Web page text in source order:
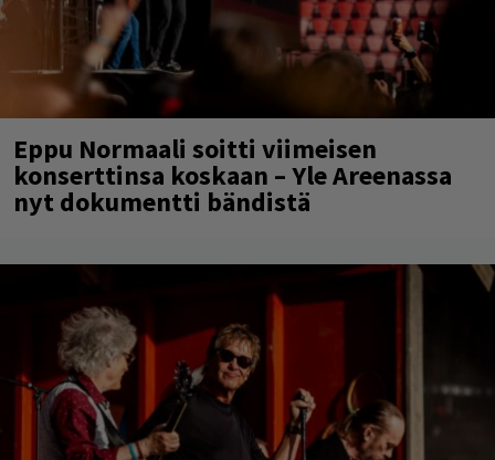
Eppu Normaali soitti viimeisen
konserttinsa koskaan – Yle Areenassa
nyt dokumentti bändistä